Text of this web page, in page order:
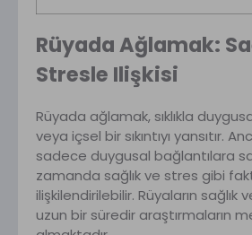
Rüyada Ağlamak:
Stresle Ilişkisi
Rüyada ağlamak, sıklıkla
veya içsel bir sıkıntıyı yansıtır.
sadece duygusal bağlantılara
zamanda sağlık ve stres gibi
ilişkilendirilebilir. Rüyaların sağlık
uzun bir süredir araştırmaların